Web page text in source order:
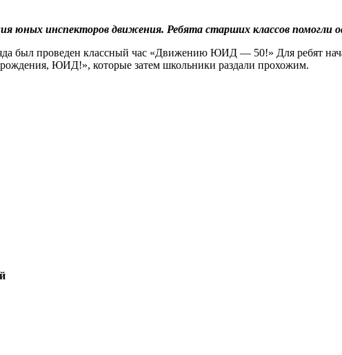
юных инспекторов движения. Ребята старших классов
был проведен классный час «Движению ЮИД — 50!» Для ребят
ЮИД!», которые затем школьники раздали прохожим.